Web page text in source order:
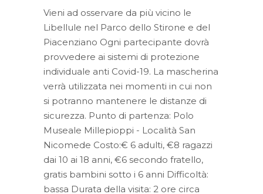
Vieni ad osservare da più vicino le
Libellule nel Parco dello Stirone e del
Piacenziano Ogni partecipante dovrà
provvedere ai sistemi di protezione
individuale anti Covid-19. La mascherina
verrà utilizzata nei momenti in cui non
si potranno mantenere le distanze di
sicurezza. Punto di partenza: Polo
Museale Millepioppi - Località San
Nicomede Costo:€ 6 adulti, €8 ragazzi
dai 10 ai 18 anni, €6 secondo fratello,
gratis bambini sotto i 6 anni Difficoltà:
bassa Durata della visita: 2 ore circa